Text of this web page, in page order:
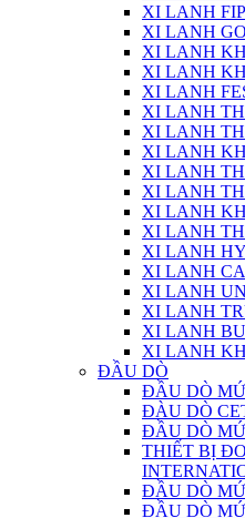
XI LANH
XI LANH
XI LANH
XI LANH
XI LANH
XI LANH
XI LANH
XI LANH
XI LANH
XI LANH
XI LANH
XI LANH
XI LANH
XI LANH
XI LANH
XI LANH
XI LANH
XI LANH
ĐẦU DÒ
ĐẦU DÒ
ĐÀU DÒ
ĐẦU DÒ
THIẾT BỊ
ĐẦU DÒ
ĐẦU DÒ